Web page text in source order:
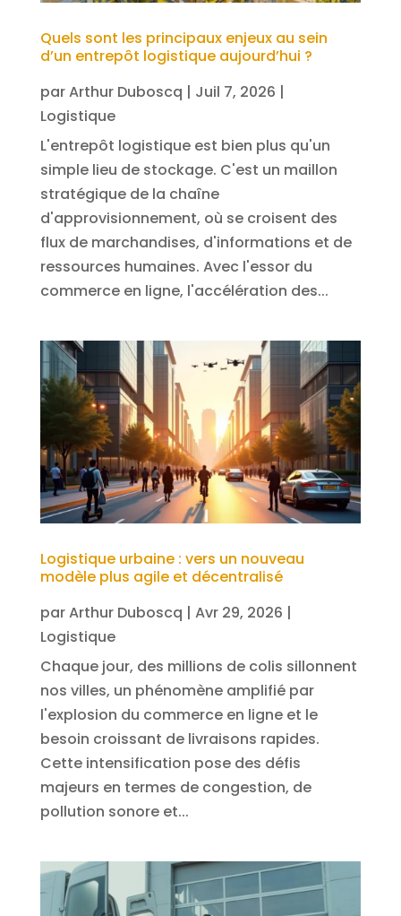
Quels sont les principaux enjeux au sein
d’un entrepôt logistique aujourd’hui ?
parArthur Duboscq | Juil 7, 2026 |
Logistique
L'entrepôt logistique est bien plus qu'un
simple lieu de stockage. C'est un maillon
stratégique de la chaîne
d'approvisionnement, où se croisent des
flux de marchandises, d'informations et de
ressources humaines. Avec l'essor du
commerce en ligne, l'accélération des...
Logistique urbaine : vers un nouveau
modèle plus agile et décentralisé
parArthur Duboscq | Avr 29, 2026 |
Logistique
Chaque jour, des millions de colis sillonnent
nos villes, un phénomène amplifié par
l'explosion du commerce en ligne et le
besoin croissant de livraisons rapides.
Cette intensification pose des défis
majeurs en termes de congestion, de
pollution sonore et...